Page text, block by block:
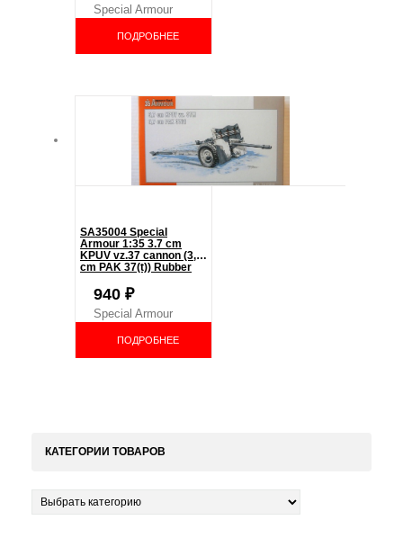
Special Armour
ПОДРОБНЕЕ
SA35004 Special
Armour 1:35 3.7 cm
KPUV vz.37 cannon (3,7
cm PAK 37(t)) Rubber
940 ₽
Special Armour
ПОДРОБНЕЕ
КАТЕГОРИИ ТОВАРОВ